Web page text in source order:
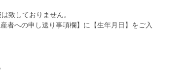
致しておりません。
者への申し送り事項欄】に【生年月日】をご入